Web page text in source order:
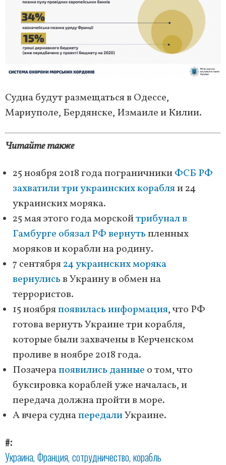
Судна будут размещаться в Одессе,
Мариуполе, Бердянске, Измаиле и Килии.
Читайте также
25 ноября 2018 года пограничникиФСБ РФ
захватили три украинских корабляи 24
украинских моряка.
25 мая этого года морскойтрибунал в
Гамбурге обязал РФ вернутьпленных
моряков и корабли на родину.
7 сентября24 украинских моряка
вернулисьв Украину в обмен на
террористов.
15 ноябряпоявилась информация, что РФ
готова вернуть Украине три корабля,
которые были захвачены в Керченском
проливе в ноябре 2018 года.
Позачерапоявились данные о том, что
буксировка кораблей уже началась, и
передача должна пройти в море.
А вчера суднапередалиУкраине.
#
Украина Франция сотрудничество корабль